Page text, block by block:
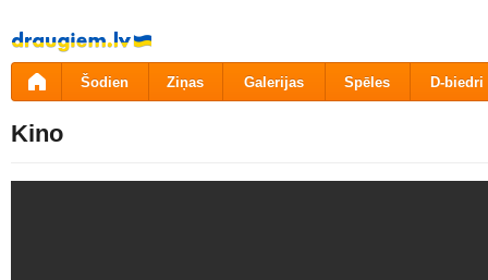
Pāriet
uz
saturu
Šodien Ziņas Galerijas Spēles D-biedri
Kino